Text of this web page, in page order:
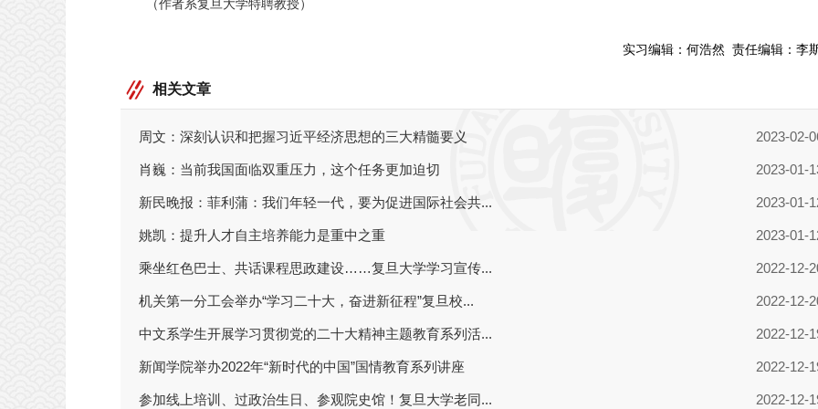
（作者系复旦大学特聘教授）
实习编辑： 何浩然 责任编辑： 李
相关文章